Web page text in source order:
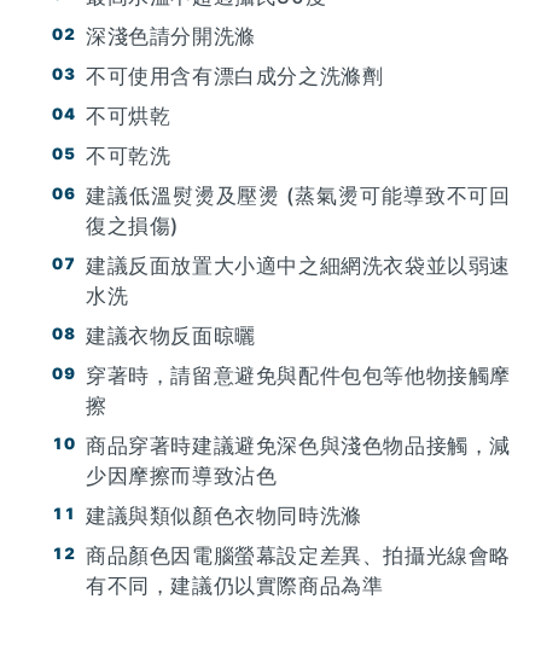
深淺色請分開洗滌
不可使用含有漂白成分之洗滌劑
不可烘乾
不可乾洗
建議低溫熨燙及壓燙 (蒸氣燙可能導致不可回
復之損傷)
建議反面放置大小適中之細網洗衣袋並以弱速
水洗
建議衣物反面晾曬
穿著時，請留意避免與配件包包等他物接觸摩
擦
商品穿著時建議避免深色與淺色物品接觸，減
少因摩擦而導致沾色
建議與類似顏色衣物同時洗滌
商品顏色因電腦螢幕設定差異、拍攝光線會略
有不同，建議仍以實際商品為準